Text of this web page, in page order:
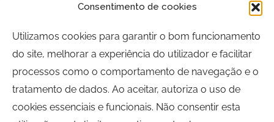
Consentimento de cookies
Utilizamos cookies para garantir o bom funcionamento
do site, melhorar a experiência do utilizador e facilitar
processos como o comportamento de navegação e o
tratamento de dados. Ao aceitar, autoriza o uso de
cookies essenciais e funcionais. Não consentir esta